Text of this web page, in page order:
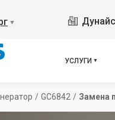
▼
УСЛУГИ
/ GC6842 / Замена